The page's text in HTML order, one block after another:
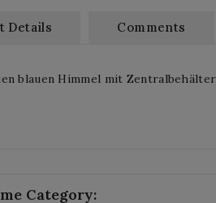
Details Comments
blauen Himmel mit Zentralbehälter.
Category: